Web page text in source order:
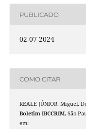
PUBLICADO
02-07-2024
COMO CITAR
REALE JÚNIOR, Miguel.
Boletim IBCCRIM, São
em: